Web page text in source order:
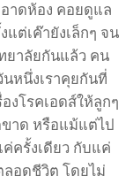
าดห้อง คอยดูแล
แต่เค๊ายังเล็กๆ จน
ยาลัยกันแล้ว คน
นหนึ่งเราคุยกันที่
งโรคเอดส์ให้ลูกๆ
าด หรือแม้แต่ไป
ครั้งเดียว กับแค่
ลอดชีวิต โดยไม่